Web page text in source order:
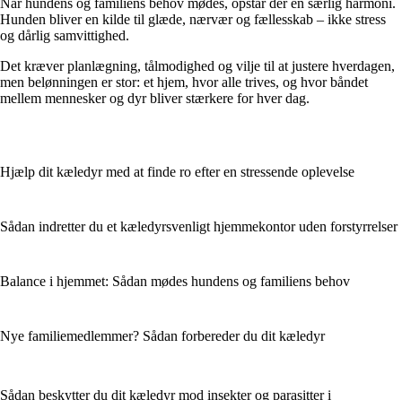
Hunden bliver en kilde til glæde, nærvær og fællesskab – ikke stress
og dårlig samvittighed.
Det kræver planlægning, tålmodighed og vilje til at justere hverdagen,
men belønningen er stor: et hjem, hvor alle trives, og hvor båndet
mellem mennesker og dyr bliver stærkere for hver dag.
Hjælp dit kæledyr med at finde ro efter en stressende oplevelse
Sådan indretter du et kæledyrsvenligt hjemmekontor uden forstyrrelser
Balance i hjemmet: Sådan mødes hundens og familiens behov
Nye familiemedlemmer? Sådan forbereder du dit kæledyr
Sådan beskytter du dit kæledyr mod insekter og parasitter i